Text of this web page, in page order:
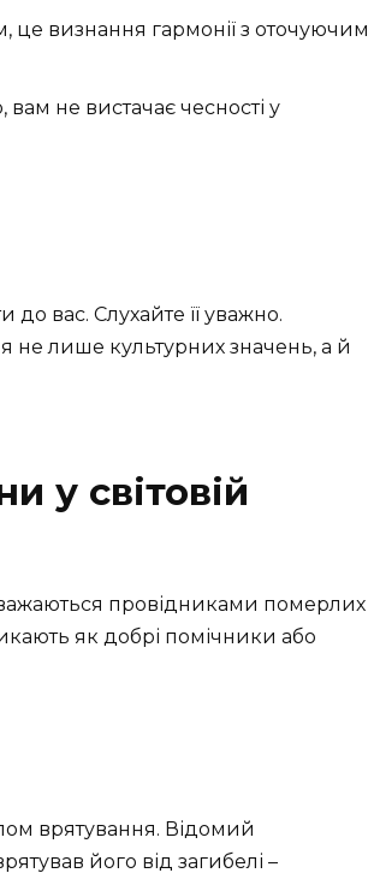
це визнання гармонії з оточуючим
не вистачає чесності у
до вас. Слухайте її уважно.
не лише культурних значень, а й
у світовій
провідниками померлих
як добрі помічники або
врятування. Відомий
його від загибелі –